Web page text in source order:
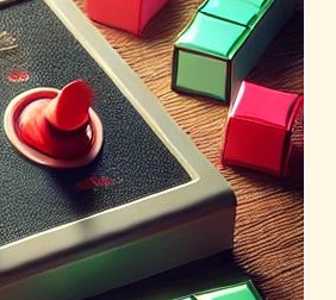
VRゲーム「Retropolis」シリ
ーズが描く、没入型ナラティ
ブの新境地
VR/ARニュース
2024年5月2日8:31
Power GloveがVRで復活！
Brielle Garciaの実験が古き
良きゲーム体験を現代に再現
VR/ARニュース
2024年2月21日11:29